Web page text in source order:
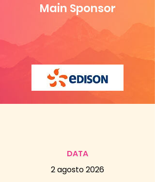
Main Sponsor
DATA
2 agosto 2026